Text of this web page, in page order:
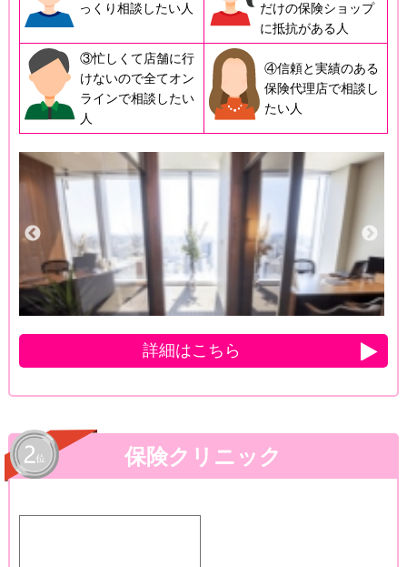
っくり相談したい人
だけの保険ショップ
に抵抗がある人
③忙しくて店舗に行
けないので全てオン
ラインで相談したい
人
④信頼と実績のある
保険代理店で相談し
たい人
詳細はこちら
保険クリニック